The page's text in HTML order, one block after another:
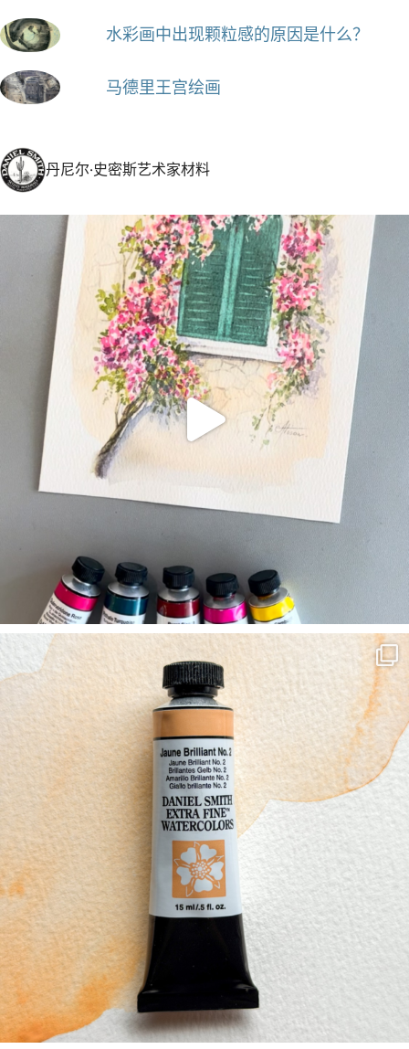
水彩画中出现颗粒感的原因是什么？
马德里王宫绘画
丹尼尔·史密斯艺术家材料